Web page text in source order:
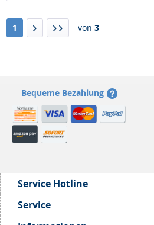
1 von 3
Bequeme Bezahlung
Service Hotline
Service